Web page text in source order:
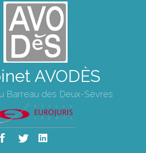
AVODÈS
Barreau des Deux-Sèvres